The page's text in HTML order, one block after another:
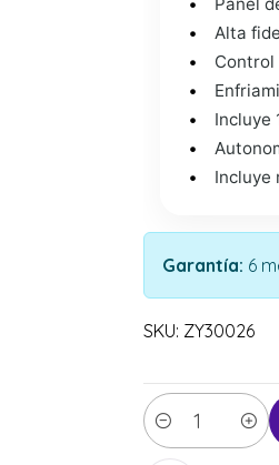
Panel
Alta
Control
Incluye
Incluye
Garantía: 6
SKU: ZY30026
Cantidad